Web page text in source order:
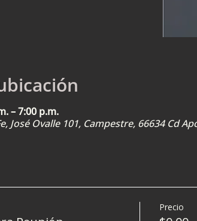
– 7:00 p.m.
José Ovalle 101, Campestre, 66634 Cd
Precio